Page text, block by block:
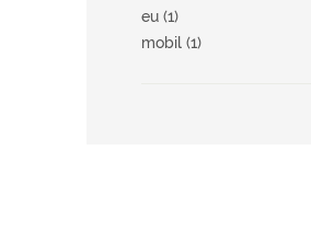
eu (1)
mobil (1)